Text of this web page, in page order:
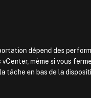
dépend des
vCenter, même si vous
tâche en bas de la